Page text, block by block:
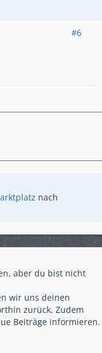
#6
nach
aber du bist nicht
wir uns deinen
zurück. Zudem
Beiträge informieren.